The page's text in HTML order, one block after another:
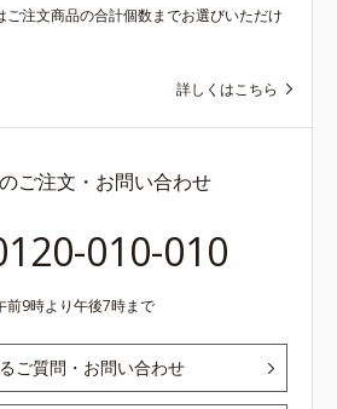
ご注文商品の合計個数までお選びいただけ
詳しくはこちら
ご注文・お問い合わせ
010-010
前9時より午後7時まで
ご質問・お問い合わせ